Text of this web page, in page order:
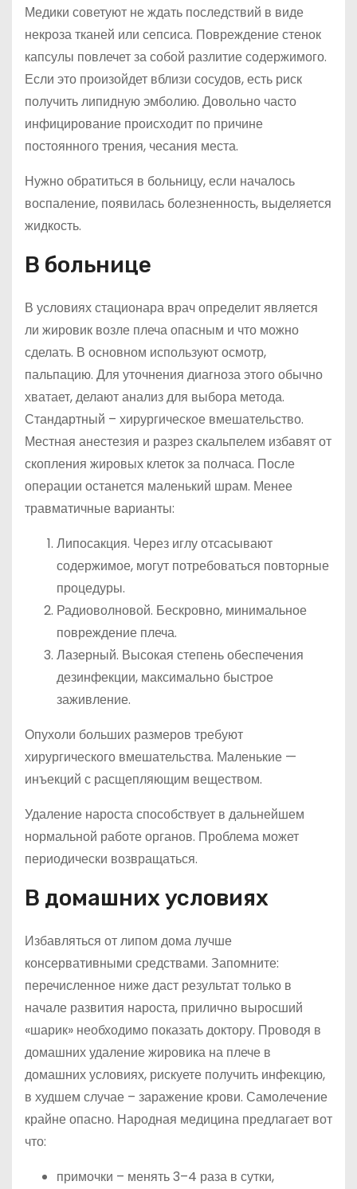
Медики советуют не ждать последствий в виде
некроза тканей или сепсиса. Повреждение стенок
капсулы повлечет за собой разлитие содержимого.
Если это произойдет вблизи сосудов, есть риск
получить липидную эмболию. Довольно часто
инфицирование происходит по причине
постоянного трения, чесания места.
Нужно обратиться в больницу, если началось
воспаление, появилась болезненность, выделяется
жидкость.
В больнице
В условиях стационара врач определит является
ли жировик возле плеча опасным и что можно
сделать. В основном используют осмотр,
пальпацию. Для уточнения диагноза этого обычно
хватает, делают анализ для выбора метода.
Стандартный – хирургическое вмешательство.
Местная анестезия и разрез скальпелем избавят от
скопления жировых клеток за полчаса. После
операции останется маленький шрам. Менее
травматичные варианты:
Липосакция. Через иглу отсасывают
содержимое, могут потребоваться повторные
процедуры.
Радиоволновой. Бескровно, минимальное
повреждение плеча.
Лазерный. Высокая степень обеспечения
дезинфекции, максимально быстрое
заживление.
Опухоли больших размеров требуют
хирургического вмешательства. Маленькие —
инъекций с расщепляющим веществом.
Удаление нароста способствует в дальнейшем
нормальной работе органов. Проблема может
периодически возвращаться.
В домашних условиях
Избавляться от липом дома лучше
консервативными средствами. Запомните:
перечисленное ниже даст результат только в
начале развития нароста, прилично выросший
«шарик» необходимо показать доктору. Проводя в
домашних удаление жировика на плече в
домашних условиях, рискуете получить инфекцию,
в худшем случае – заражение крови. Самолечение
крайне опасно. Народная медицина предлагает вот
что:
примочки – менять 3–4 раза в сутки,